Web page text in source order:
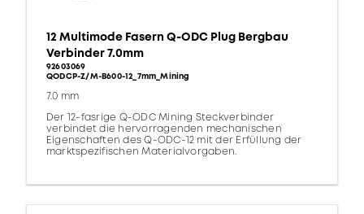
12 Multimode Fasern Q-ODC Plug Bergbau
Verbinder 7.0mm
92603069
QODCP-Z/M-B600-12_7mm_Mining
7.0 mm
Der 12-fasrige Q-ODC Mining Steckverbinder
verbindet die hervorragenden mechanischen
Eigenschaften des Q-ODC-12 mit der Erfüllung der
marktspezifischen Materialvorgaben.